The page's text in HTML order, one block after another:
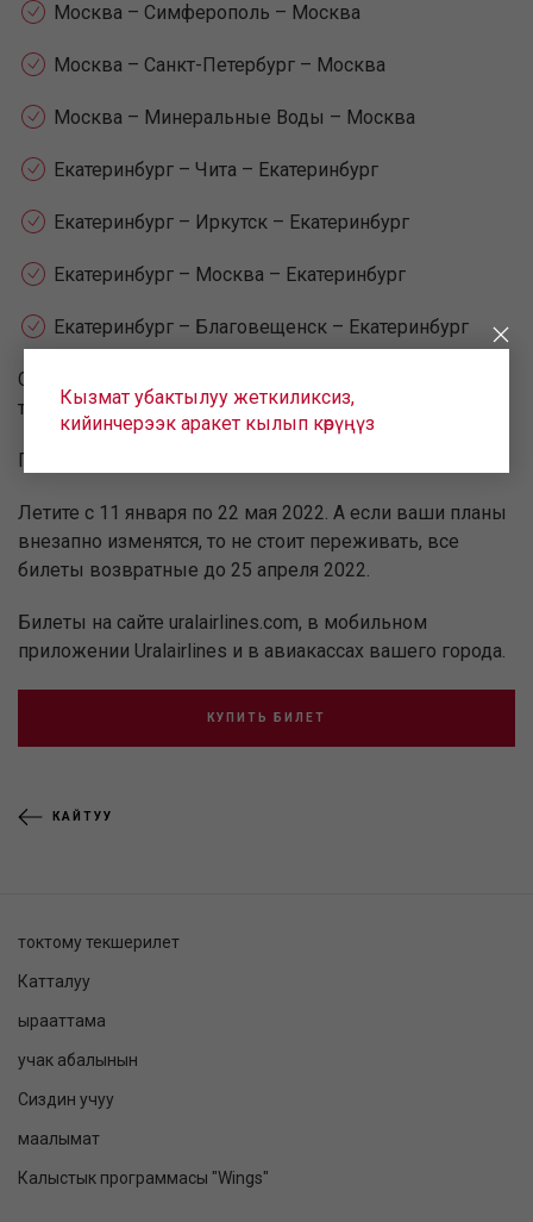
Москва – Симферополь – Москва
Москва – Санкт-Петербург – Москва
Москва – Минеральные Воды – Москва
Екатеринбург – Чита – Екатеринбург
Екатеринбург – Иркутск – Екатеринбург
Екатеринбург – Москва – Екатеринбург
Екатеринбург – Благовещенск – Екатеринбург
Скидки до 50% действуют только при покупке билета
туда-обратно.
Покупайте билеты с 14 по 17 декабря 2021.
Летите с 11 января по 22 мая 2022. А если ваши планы
внезапно изменятся, то не стоит переживать, все
билеты возвратные до 25 апреля 2022.
Билеты на сайте uralairlines.com, в мобильном
приложении Uralairlines и в авиакассах вашего города.
КУПИТЬ БИЛЕТ
КАЙТУУ
Кызмат убактылуу жеткиликсиз,
кийинчерээк аракет кылып көрүңүз
токтому текшерилет
Катталуу
ырааттама
учак абалынын
Сиздин учуу
маалымат
Калыстык программасы "Wings"